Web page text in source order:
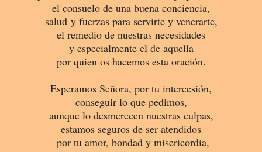
el consuelo de una buena conciencia,
salud y fuerzas para servirte y venerarte,
el remedio de nuestras necesidades
y especialmente el de aquella
por quien os hacemos esta oración.
Esperamos Señora, por tu intercesión,
conseguir lo que pedimos,
aunque lo desmerecen nuestras culpas,
estamos seguros de ser atendidos
por tu amor, bondad y misericordia,